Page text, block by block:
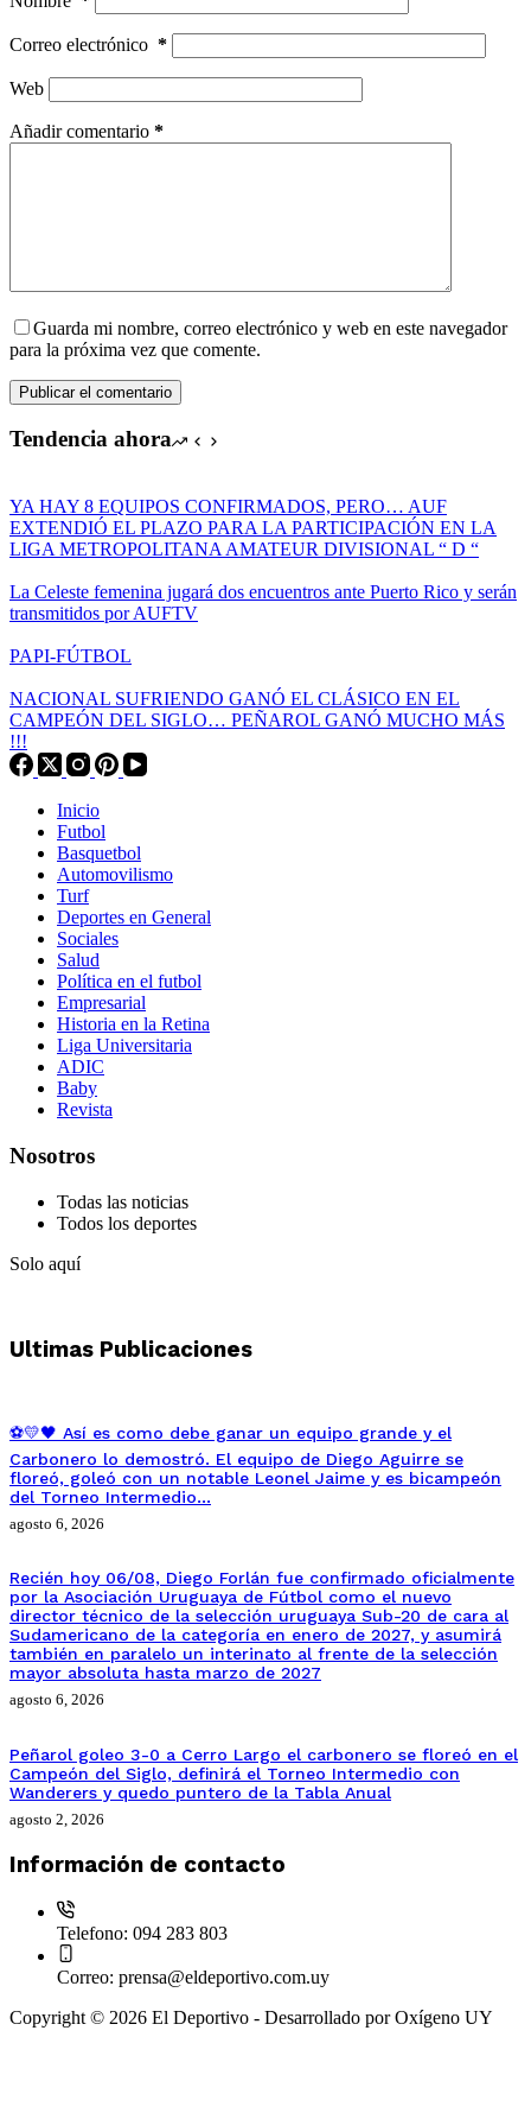
Correo electrónico *
Web
Añadir comentario *
Guarda mi nombre, correo electrónico y web en este navegador
para la próxima vez que comente.
Publicar el comentario
Tendencia ahora
YA HAY 8 EQUIPOS CONFIRMADOS, PERO… AUF
EXTENDIÓ EL PLAZO PARA LA PARTICIPACIÓN EN LA
LIGA METROPOLITANA AMATEUR DIVISIONAL “ D “
La Celeste femenina jugará dos encuentros ante Puerto Rico y serán
transmitidos por AUFTV
PAPI-FÚTBOL
NACIONAL SUFRIENDO GANÓ EL CLÁSICO EN EL
CAMPEÓN DEL SIGLO… PEÑAROL GANÓ MUCHO MÁS
!!!
Inicio
Futbol
Basquetbol
Automovilismo
Turf
Deportes en General
Sociales
Salud
Política en el futbol
Empresarial
Historia en la Retina
Liga Universitaria
ADIC
Baby
Revista
Nosotros
Todas las noticias
Todos los deportes
Solo aquí
Ultimas Publicaciones
⚽💛🖤 Así es como debe ganar un equipo grande y el
Carbonero lo demostró. El equipo de Diego Aguirre se
floreó, goleó con un notable Leonel Jaime y es bicampeón
del Torneo Intermedio…
agosto 6, 2026
Recién hoy 06/08, Diego Forlán fue confirmado oficialmente
por la Asociación Uruguaya de Fútbol como el nuevo
director técnico de la selección uruguaya Sub-20 de cara al
Sudamericano de la categoría en enero de 2027, y asumirá
también en paralelo un interinato al frente de la selección
mayor absoluta hasta marzo de 2027
agosto 6, 2026
Peñarol goleo 3-0 a Cerro Largo el carbonero se floreó en el
Campeón del Siglo, definirá el Torneo Intermedio con
Wanderers y quedo puntero de la Tabla Anual
agosto 2, 2026
Información de contacto
Telefono: 094 283 803
Correo: prensa@eldeportivo.com.uy
Copyright © 2026 El Deportivo - Desarrollado por Oxígeno UY